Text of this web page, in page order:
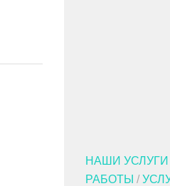
НАШИ УСЛУГИ
РАБОТЫ /